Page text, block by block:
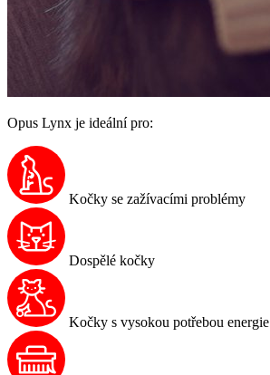
Opus Lynx je ideální pro:
Kočky se zažívacími problémy
Dospělé kočky
Kočky s vysokou potřebou energie